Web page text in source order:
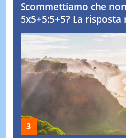
Scommettiamo che
5x5+5:5+5? La risposta